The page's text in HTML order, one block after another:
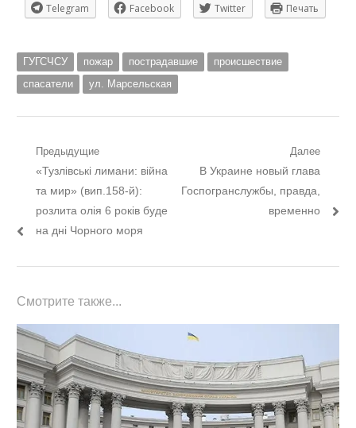
Telegram Facebook Twitter Печать
ГУГСЧСУ пожар пострадавшие
происшествие
спасатели
ул. Марсельская
Навигация
по
записям
Предыдущие
Предыдущий
пост:
«Тузлівські лимани: війна
та мир» (вип.158-й):
розлита олія 6 років буде
на дні Чорного моря
Далее
Следующий
пост:
В Украине новый глава
Госпогранслужбы, правда,
временно
Смотрите также...